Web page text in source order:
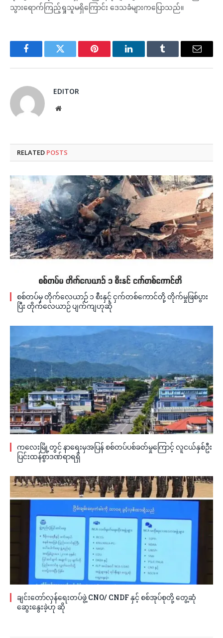
သွားရောက်ကြည့်ရှုသူမရှိကြောင်း ဒေသခံများကပြောသည်။
FacebookTwitter Pinterest LinkedInTumblr Email
EDITOR
Website
RELATED POSTS
စစ်တပ်မှ တိုက်လေယာဉ် ၁ စီးနှင့် ငှက်တစ်ကောင်တို့ တိုက်မှုဖြစ်ပွား
ပြီး တိုက်လေယာဉ် ပျက်ကျဟုဆို
ကလေးမြို့တွင် နာရေးမှအပြန် စစ်တပ်ပစ်ခတ်မှုကြောင့် လူငယ်နှစ်ဦး
ပြင်းထန်စွာဒဏ်ရာရရှိ
ချင်းတော်လှန်ရေးတပ်ဖွဲ့ CNO/ CNDF နှင့် စစ်အုပ်စုတို့ တွေ့ဆုံ
ဆွေးနွေးခဲ့ဟု ဆို